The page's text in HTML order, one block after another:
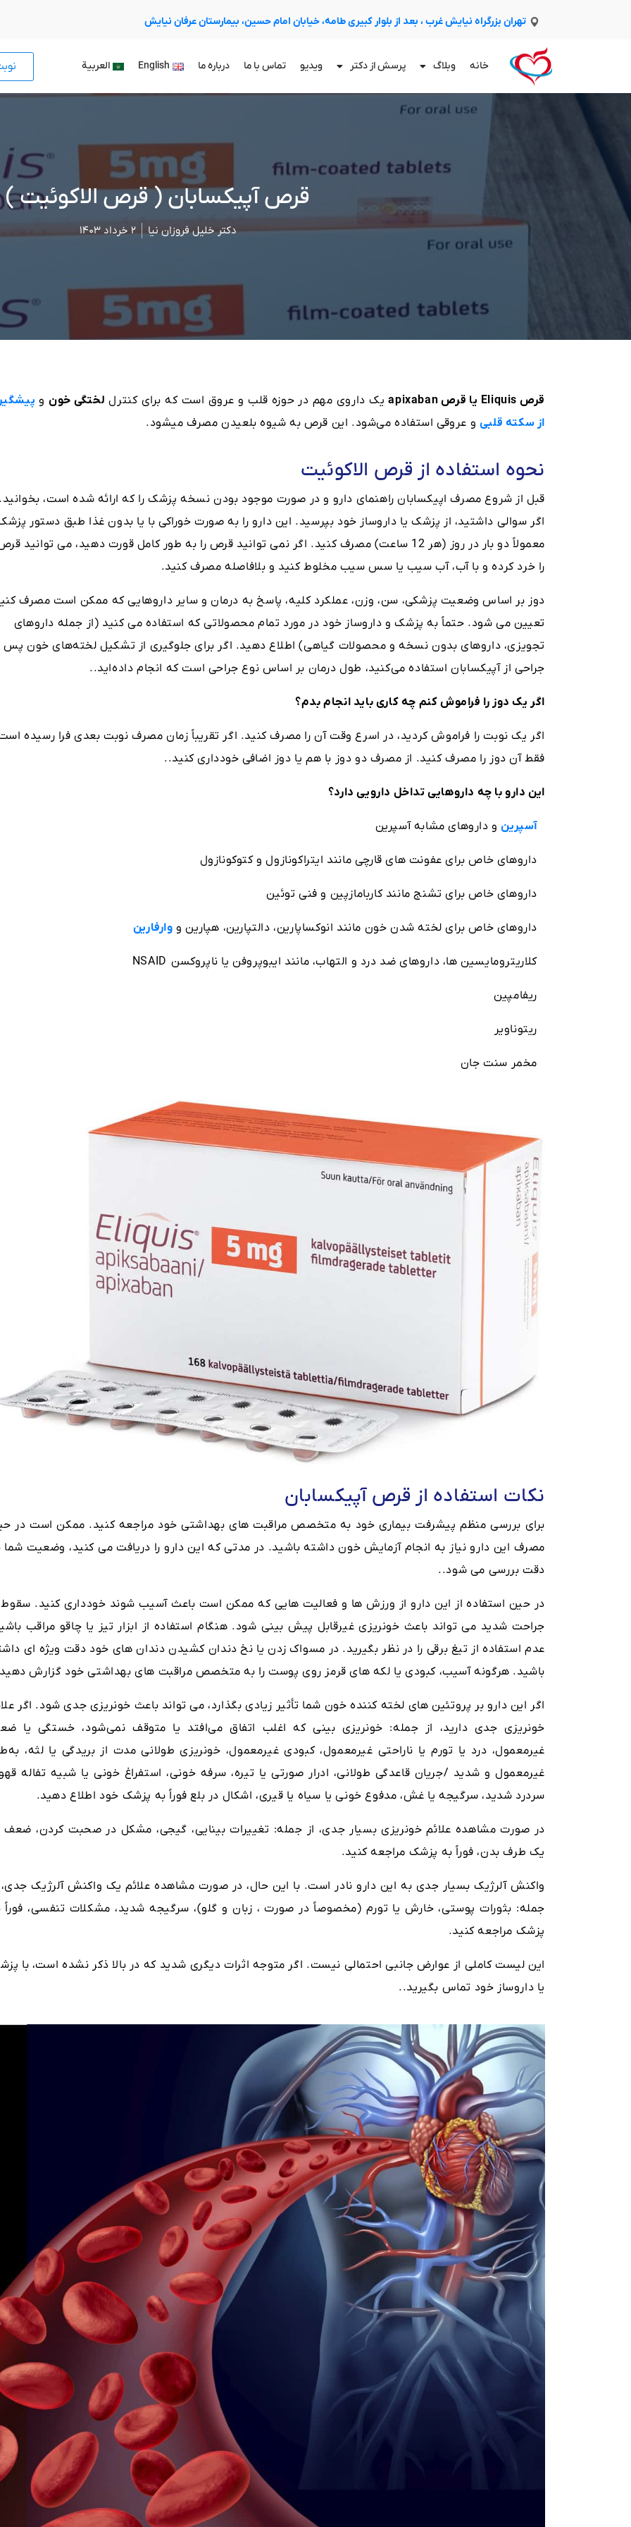
تهران بزرگراه نیایش غرب ، بعد از بلوار کبیری طامه، خیابان امام حسین، بیمارستان عرفان نیایش
خانه وبلاگ پرسش از دکتر ویدیو تماس با ما درباره ما English العربية
قرص آپیکسابان ( قرص الاکوئیت )
دکتر خلیل فروزان نیا ۲ خرداد ۱۴۰۳
قرص Eliquis یا قرص apixaban یک داروی مهم در حوزه قلب و عروق است که برای کنترل لختگی خونو
از سکته قلبی و عروقی استفاده می‌شود. این قرص به شیوه بلعیدن مصرف میشود.
نحوه استفاده از قرص الاکوئیت
قبل از شروع مصرف اپیکسابان راهنمای دارو و در صورت موجود بودن نسخه پزشک را که ارائه شده است،
اگر سوالی داشتید، از پزشک یا داروساز خود بپرسید. این دارو را به صورت خوراکی با یا بدون غذا طبق دستور
معمولاً دو بار در روز (هر 12 ساعت) مصرف کنید. اگر نمی توانید قرص را به طور کامل قورت دهید، می توانید
را خرد کرده و با آب، آب سیب یا سس سیب مخلوط کنید و بلافاصله مصرف کنید.
دوز بر اساس وضعیت پزشکی، سن، وزن، عملکرد کلیه، پاسخ به درمان و سایر داروهایی که ممکن است مصرف
تعیین می شود. حتماً به پزشک و داروساز خود در مورد تمام محصولاتی که استفاده می کنید (از جمله داروهای
تجویزی، داروهای بدون نسخه و محصولات گیاهی) اطلاع دهید. اگر برای جلوگیری از تشکیل لخته‌های خون پس
جراحی از آپیکسابان استفاده می‌کنید، طول درمان بر اساس نوع جراحی است که انجام داده‌اید..
اگر یک دوز را فراموش کنم چه کاری باید انجام بدم؟
اگر یک نوبت را فراموش کردید، در اسرع وقت آن را مصرف کنید. اگر تقریباً زمان مصرف نوبت بعدی فرا رسیده
فقط آن دوز را مصرف کنید. از مصرف دو دوز با هم یا دوز اضافی خودداری کنید..
این دارو با چه داروهایی تداخل دارویی دارد؟
آسپرینو داروهای مشابه آسپرین
داروهای خاص برای عفونت های قارچی مانند ایتراکونازول و کتوکونازول
داروهای خاص برای تشنج مانند کاربامازپین و فنی توئین
داروهای خاص برای لخته شدن خون مانند انوکساپارین، دالتپارین، هپارین و وارفارین
کلاریترومایسین ها، داروهای ضد درد و التهاب، مانند ایبوپروفن یا ناپروکسن NSAID
ریفامپین
ریتوناویر
مخمر سنت جان
نکات استفاده از قرص آپیکسابان
برای بررسی منظم پیشرفت بیماری خود به متخصص مراقبت های بهداشتی خود مراجعه کنید. ممکن است در
مصرف این دارو نیاز به انجام آزمایش خون داشته باشید. در مدتی که این دارو را دریافت می کنید، وضعیت شما
دقت بررسی می شود..
در حین استفاده از این دارو از ورزش ها و فعالیت هایی که ممکن است باعث آسیب شوند خودداری کنید. سقوط
جراحت شدید می تواند باعث خونریزی غیرقابل پیش بینی شود. هنگام استفاده از ابزار تیز یا چاقو مراقب
عدم استفاده از تیغ برقی را در نظر بگیرید. در مسواک زدن یا نخ دندان کشیدن دندان های خود دقت ویژه ای
باشید. هرگونه آسیب، کبودی یا لکه های قرمز روی پوست را به متخصص مراقبت های بهداشتی خود گزارش
اگر این دارو بر پروتئین های لخته کننده خون شما تأثیر زیادی بگذارد، می تواند باعث خونریزی جدی شود. اگر
خونریزی جدی دارید، از جمله: خونریزی بینی که اغلب اتفاق می‌افتد یا متوقف نمی‌شود، خستگی یا
غیرمعمول، درد یا تورم یا ناراحتی غیرمعمول، کبودی غیرمعمول، خونریزی طولانی مدت از بریدگی یا لثه،
غیرمعمول و شدید /جریان قاعدگی طولانی، ادرار صورتی یا تیره، سرفه خونی، استفراغ خونی یا شبیه تفاله
سردرد شدید، سرگیجه یا غش، مدفوع خونی یا سیاه یا قیری، اشکال در بلع فوراً به پزشک خود اطلاع دهید.
در صورت مشاهده علائم خونریزی بسیار جدی، از جمله: تغییرات بینایی، گیجی، مشکل در صحبت کردن، ضعف
یک طرف بدن، فوراً به پزشک مراجعه کنید.
واکنش آلرژیک بسیار جدی به این دارو نادر است. با این حال، در صورت مشاهده علائم یک واکنش آلرژیک جدی،
جمله: بثورات پوستی، خارش یا تورم (مخصوصاً در صورت ، زبان و گلو)، سرگیجه شدید، مشکلات تنفسی، فوراً
پزشک مراجعه کنید.
این لیست کاملی از عوارض جانبی احتمالی نیست. اگر متوجه اثرات دیگری شدید که در بالا ذکر نشده است، با
یا داروساز خود تماس بگیرید..